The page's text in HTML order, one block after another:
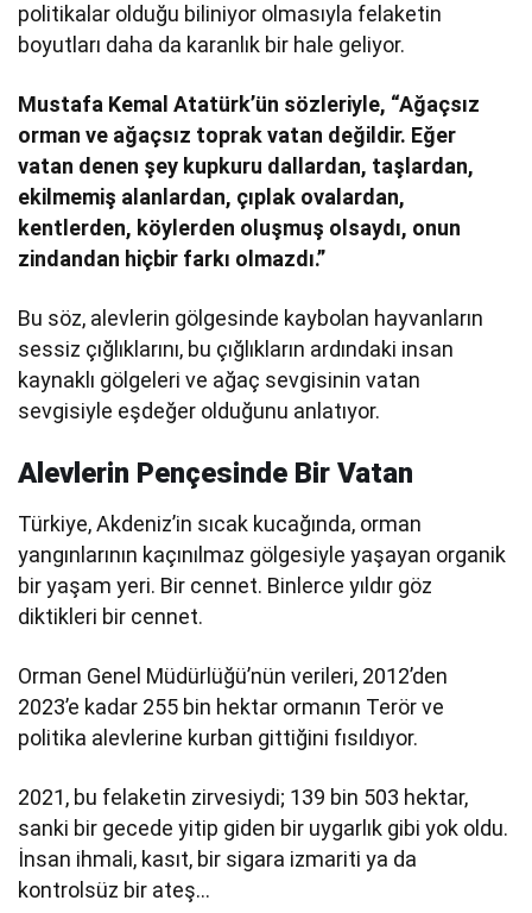
politikalar olduğu biliniyor olmasıyla felaketin
boyutları daha da karanlık bir hale geliyor.
Mustafa Kemal Atatürk’ün sözleriyle, “Ağaçsız
orman ve ağaçsız toprak vatan değildir. Eğer
vatan denen şey kupkuru dallardan, taşlardan,
ekilmemiş alanlardan, çıplak ovalardan,
kentlerden, köylerden oluşmuş olsaydı, onun
zindandan hiçbir farkı olmazdı.”
Bu söz, alevlerin gölgesinde kaybolan hayvanların
sessiz çığlıklarını, bu çığlıkların ardındaki insan
kaynaklı gölgeleri ve ağaç sevgisinin vatan
sevgisiyle eşdeğer olduğunu anlatıyor.
Alevlerin Pençesinde Bir Vatan
Türkiye, Akdeniz’in sıcak kucağında, orman
yangınlarının kaçınılmaz gölgesiyle yaşayan organik
bir yaşam yeri. Bir cennet. Binlerce yıldır göz
diktikleri bir cennet.
Orman Genel Müdürlüğü’nün verileri, 2012’den
2023’e kadar 255 bin hektar ormanın Terör ve
politika alevlerine kurban gittiğini fısıldıyor.
2021, bu felaketin zirvesiydi; 139 bin 503 hektar,
sanki bir gecede yitip giden bir uygarlık gibi yok oldu.
İnsan ihmali, kasıt, bir sigara izmariti ya da
kontrolsüz bir ateş…